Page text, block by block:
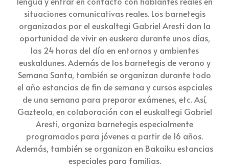
situaciones comunicativas reales. Los barnetegis
organizados por el euskaltegi Gabriel Aresti dan la
oportunidad de vivir en euskera durante unos días,
las 24 horas del día en entornos y ambientes
euskaldunes. Además de los barnetegis de verano y
Semana Santa, también se organizan durante todo
el año estancias de fin de semana y cursos espciales
de una semana para preparar exámenes, etc. Así,
Gazteola, en colaboración con el euskaltegi Gabriel
Aresti, organiza barnetegis especialmente
programados para jóvenes a partir de 16 años.
Además, también se organizan en Bakaiku estancias
especiales para familias.